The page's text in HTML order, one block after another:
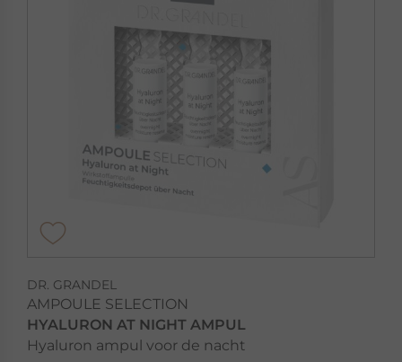
DR. GRANDEL
AMPOULE SELECTION
HYALURON AT NIGHT AMPUL
Hyaluron ampul voor de nacht